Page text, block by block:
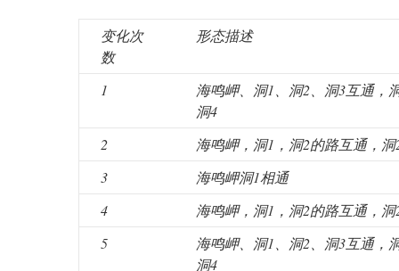
变化次
数
形态描述
1
海鸣岬、洞1、洞2、洞3互通，
洞4
2
海鸣岬，洞1，洞2的路互通，
3
海鸣岬洞1相通
4
海鸣岬，洞1，洞2的路互通，
5
海鸣岬、洞1、洞2、洞3互通，
洞4